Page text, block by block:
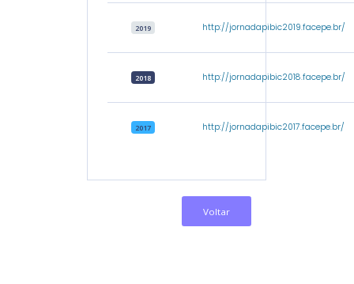
2019 http://jornadapibic2019.facepe.br/
2018 http://jornadapibic2018.facepe.br/
2017 http://jornadapibic2017.facepe.br/
Voltar